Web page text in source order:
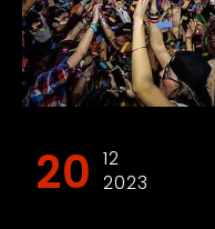
20 12
2023